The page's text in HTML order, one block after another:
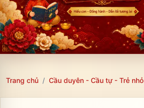
Trang chủ / Cầu duyên - Cầu tự - Trẻ nhỏ